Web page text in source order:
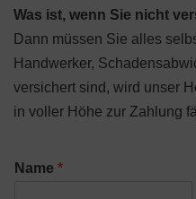
Was ist, wenn Sie nicht
Dann müssen Sie alles
Handwerker,
versichert sind, wird unser
in voller Höhe zur Zahlung
Name *